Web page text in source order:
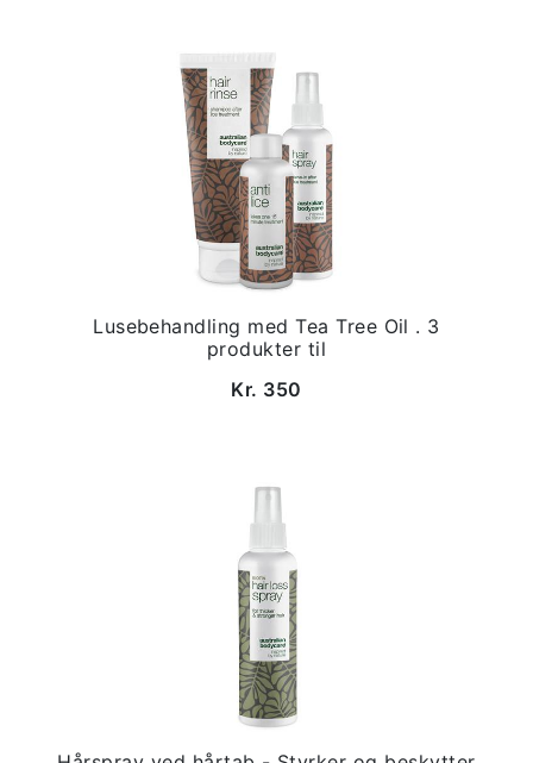
Lusebehandling med Tea Tree Oil . 3
produkter til
Kr. 350